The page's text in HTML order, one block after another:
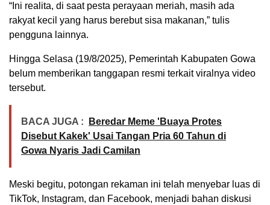
“Ini realita, di saat pesta perayaan meriah, masih ada
rakyat kecil yang harus berebut sisa makanan,” tulis
pengguna lainnya.
Hingga Selasa (19/8/2025), Pemerintah Kabupaten Gowa
belum memberikan tanggapan resmi terkait viralnya video
tersebut.
BACA JUGA :
Beredar Meme 'Buaya Protes
Disebut Kakek' Usai Tangan Pria 60 Tahun di
Gowa Nyaris Jadi Camilan
Meski begitu, potongan rekaman ini telah menyebar luas di
TikTok, Instagram, dan Facebook, menjadi bahan diskusi